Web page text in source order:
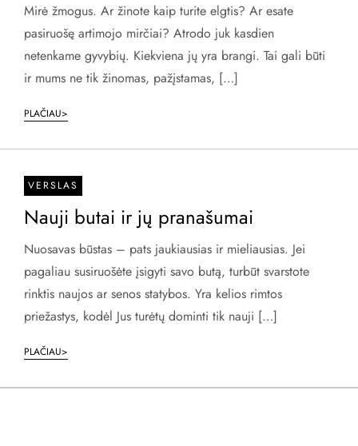
Mirė žmogus. Ar žinote kaip turite elgtis? Ar esate
pasiruošę artimojo mirčiai? Atrodo juk kasdien
netenkame gyvybių. Kiekviena jų yra brangi. Tai gali būti
ir mums ne tik žinomas, pažįstamas, […]
PLAČIAU>
VERSLAS
Nauji butai ir jų pranašumai
Nuosavas būstas – pats jaukiausias ir mieliausias. Jei
pagaliau susiruošėte įsigyti savo butą, turbūt svarstote
rinktis naujos ar senos statybos. Yra kelios rimtos
priežastys, kodėl Jus turėtų dominti tik nauji […]
PLAČIAU>